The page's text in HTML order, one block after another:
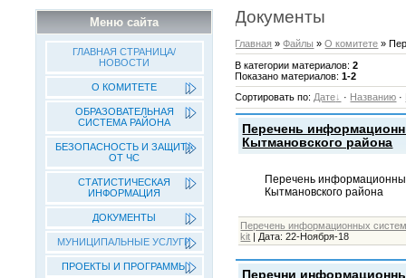
Меню сайта
ГЛАВНАЯ СТРАНИЦА/
НОВОСТИ
О КОМИТЕТЕ
ОБРАЗОВАТЕЛЬНАЯ
СИСТЕМА РАЙОНА
БЕЗОПАСНОСТЬ И ЗАЩИТА
ОТ ЧС
СТАТИСТИЧЕСКАЯ
ИНФОРМАЦИЯ
ДОКУМЕНТЫ
МУНИЦИПАЛЬНЫЕ УСЛУГИ
ПРОЕКТЫ И ПРОГРАММЫ
Документы
Главная »Файлы »О комитете »
В категории материалов:2
Показано материалов:1-2
Сортировать по: Дате · Названию ·
Перечень
Кытмановского района
Перечень
Кытмановского района
Перечень информационных
kit
Дата: 22-Ноября-18
Перечни